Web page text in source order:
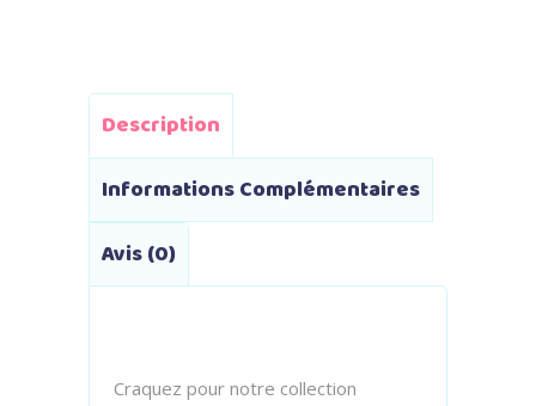
Description
Informations Complémentaires
Avis (0)
Craquez pour notre collection